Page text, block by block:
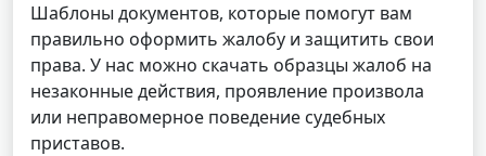
Шаблоны документов, которые помогут вам
правильно оформить жалобу и защитить свои
права. У нас можно скачать образцы жалоб на
незаконные действия, проявление произвола
или неправомерное поведение судебных
приставов.